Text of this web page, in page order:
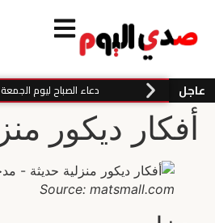
عاجل دعاء الصباح ليوم
أفكار ديكور
Source: matsmall.com